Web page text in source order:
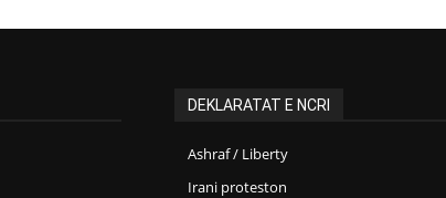
DEKLARATAT E NCRI
Ashraf / Liberty
Irani proteston